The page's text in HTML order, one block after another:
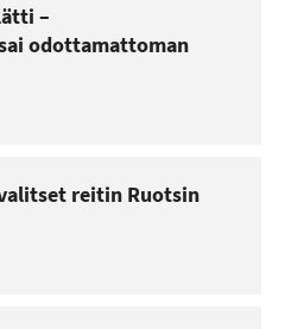
–
odottamattoman
reitin Ruotsin